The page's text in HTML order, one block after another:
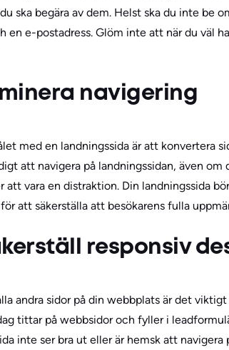
ska begära av dem. Helst ska du inte be
en e-postadress. Glöm inte att när du väl
navigering
med en landningssida är att konvertera
att navigera på landningssidan, även
att vara en distraktion. Din landningssida
att säkerställa att besökarens fulla
responsiv
andra sidor på din webbplats är det
tittar på webbsidor och fyller i
inte ser bra ut eller är hemsk att